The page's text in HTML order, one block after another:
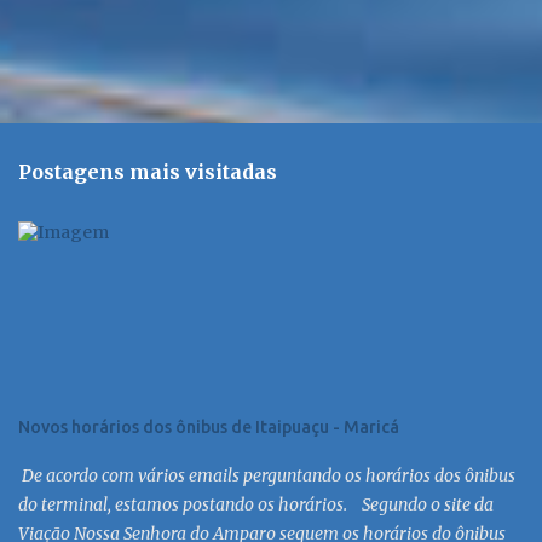
Postagens mais visitadas
Novos horários dos ônibus de Itaipuaçu - Maricá
De acordo com vários emails perguntando os horários dos ônibus
do terminal, estamos postando os horários. Segundo o site da
Viação Nossa Senhora do Amparo seguem os horários do ônibus